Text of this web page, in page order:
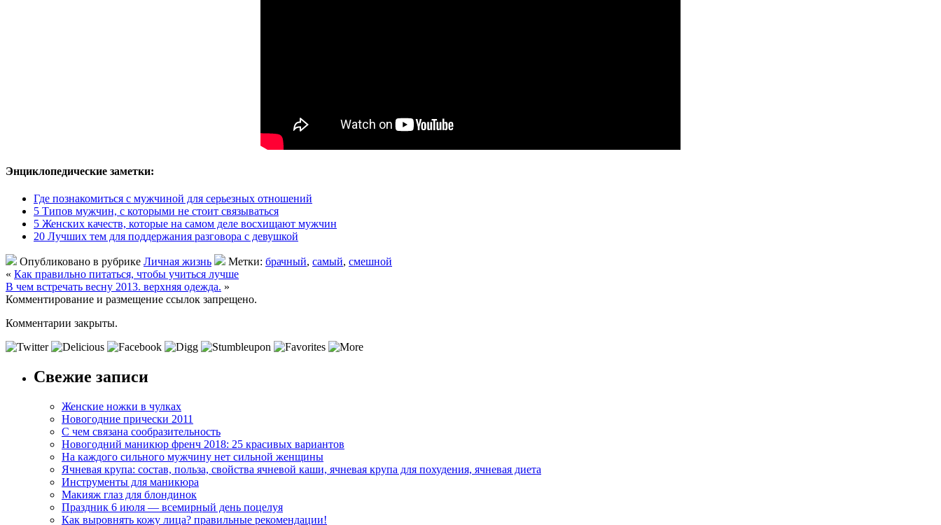
Энциклопедические заметки:
Где познакомиться с мужчиной для серьезных отношений
5 Типов мужчин, с которыми не стоит связываться
5 Женских качеств, которые на самом деле восхищают мужчин
20 Лучших тем для поддержания разговора с девушкой
Опубликовано в рубрике Личная жизнь Метки: брачный, самый, смешной
« Как правильно питаться, чтобы учиться лучше
В чем встречать весну 2013. верхняя одежда. »
Комментирование и размещение ссылок запрещено.
Комментарии закрыты.
Свежие записи
Женские ножки в чулках
Новогодние прически 2011
С чем связана сообразительность
Новогодний маникюр френч 2018: 25 красивых вариантов
На каждого сильного мужчину нет сильной женщины
Ячневая крупа: состав, польза, свойства ячневой каши, ячневая крупа для похудения, ячневая диета
Инструменты для маникюра
Макияж глаз для блондинок
Праздник 6 июля — всемирный день поцелуя
Как выровнять кожу лица? правильные рекомендации!